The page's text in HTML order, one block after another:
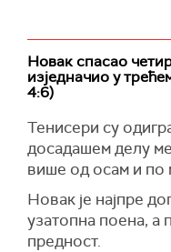
Новак спасао
изједначио у
4:6)
Тенисери су
досадашем делу
више од осам и по
Новак је најпре
узатопна поена, а
предност.